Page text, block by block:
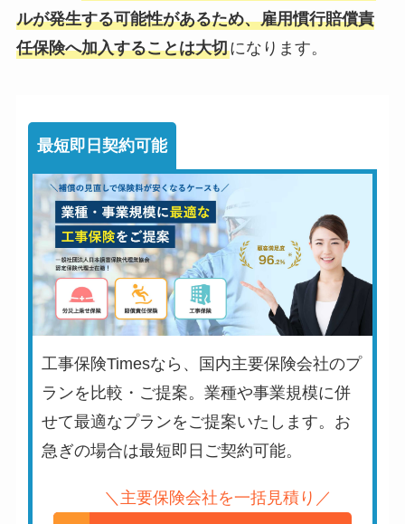
ルが発生する可能性があるため、雇用慣行賠償責
任保険へ加入することは大切になります。
最短即日契約可能
工事保険Timesなら、国内主要保険会社のプ
ランを比較・ご提案。業種や事業規模に併
せて最適なプランをご提案いたします。お
急ぎの場合は最短即日ご契約可能。
＼主要保険会社を一括見積り／